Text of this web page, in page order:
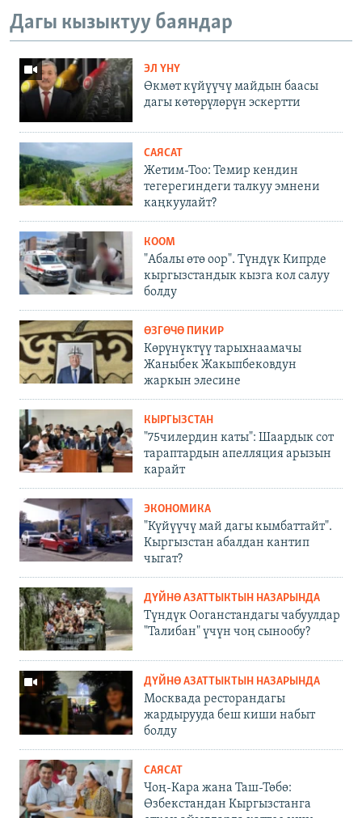
Дагы кызыктуу баяндар
ЭЛ ҮНҮ
Өкмөт күйүүчү майдын баасы
дагы көтөрүлөрүн эскертти
САЯСАТ
Жетим-Тоо: Темир кендин
тегерегиндеги талкуу эмнени
каңкуулайт?
КООМ
"Абалы өтө оор". Түндүк Кипрде
кыргызстандык кызга кол салуу
болду
ӨЗГӨЧӨ ПИКИР
Көрүнүктүү тарыхнаамачы
Жаныбек Жакыпбековдун
жаркын элесине
КЫРГЫЗСТАН
"75чилердин каты": Шаардык сот
тараптардын апелляция арызын
карайт
ЭКОНОМИКА
"Күйүүчү май дагы кымбаттайт".
Кыргызстан абалдан кантип
чыгат?
ДҮЙНӨ АЗАТТЫКТЫН НАЗАРЫНДА
Түндүк Ооганстандагы чабуулдар
"Талибан" үчүн чоң сынообу?
ДҮЙНӨ АЗАТТЫКТЫН НАЗАРЫНДА
Москвада ресторандагы
жардырууда беш киши набыт
болду
САЯСАТ
Чоң-Кара жана Таш-Төбө:
Өзбекстандан Кыргызстанга